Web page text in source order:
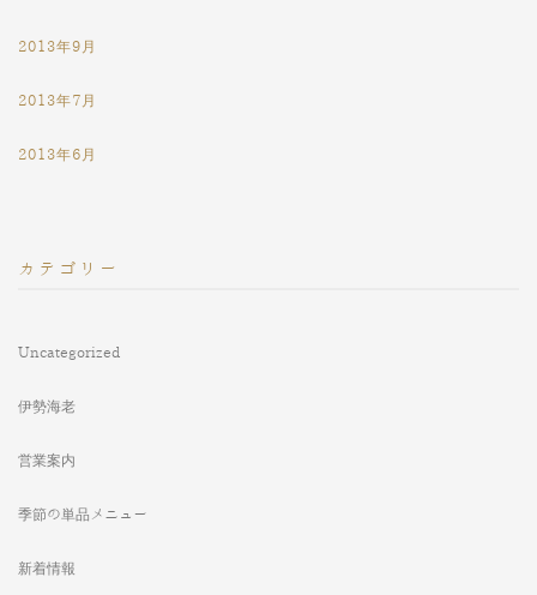
2013年9月
2013年7月
2013年6月
カテゴリー
Uncategorized
伊勢海老
営業案内
季節の単品メニュー
新着情報